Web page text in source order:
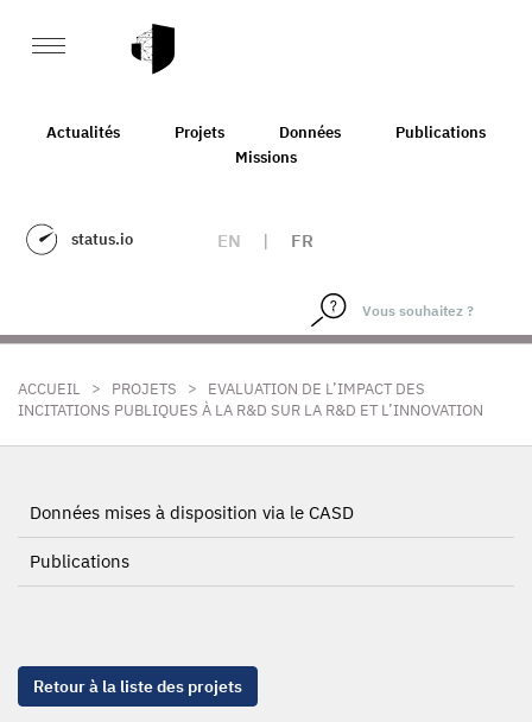
Actualités Projets Données
Publications
Missions
status.io EN | FR
ACCUEIL > PROJETS >
EVALUATION DE L’IMPACT DES
INCITATIONS PUBLIQUES À LA R&D SUR LA R&D ET L’INNOVATION
Données mises à disposition via le CASD
Publications
Retour à la liste des projets